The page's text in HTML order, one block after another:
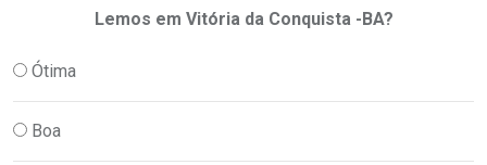
Lemos em Vitória da Conquista -BA?
Ótima
Boa